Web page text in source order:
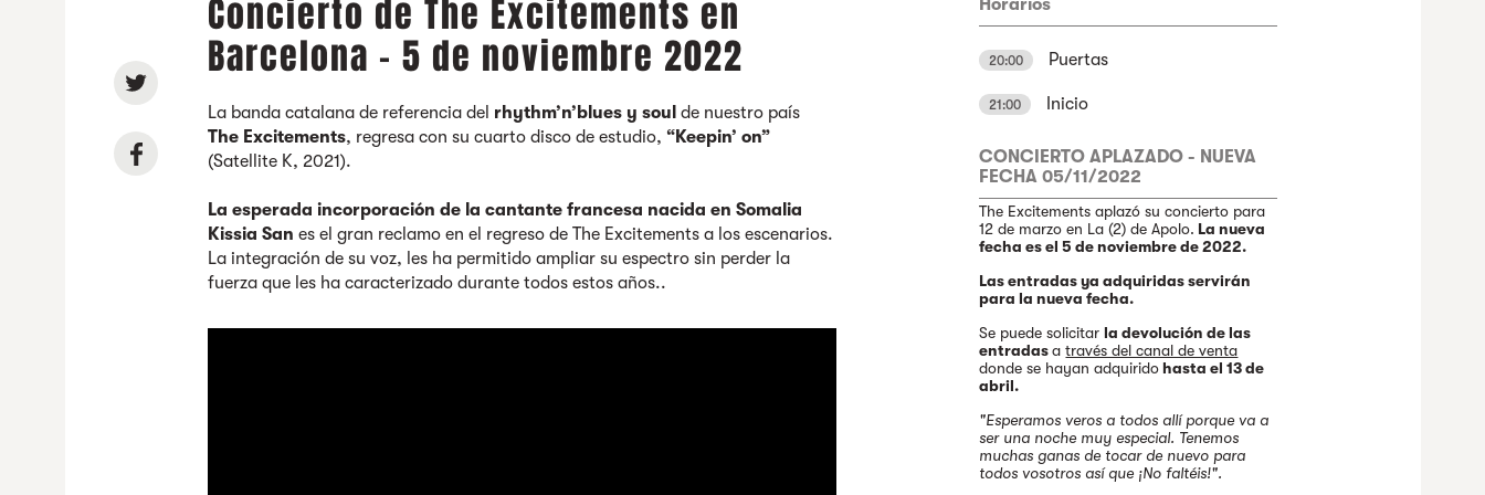
Concierto de The Excitements en
Barcelona - 5 de noviembre 2022
La banda catalana de referencia del rhythm’n’blues y soulde nuestro país
The Excitements, regresa con su cuarto disco de estudio, “Keepin’ on”
(Satellite K, 2021).
La esperada incorporación de la cantante francesa nacida en Somalia
Kissia San es el gran reclamo en el regreso de The Excitements a los escenarios.
La integración de su voz, les ha permitido ampliar su espectro sin perder la
fuerza que les ha caracterizado durante todos estos años..
Horarios
20:00 Puertas
21:00 Inicio
CONCIERTO APLAZADO - NUEVA
FECHA 05/11/2022
The Excitements aplazó su concierto para
12 de marzo en La (2) de Apolo. La nueva
fecha es el 5 de noviembre de 2022.
Las entradas ya adquiridas servirán
para la nueva fecha.
Se puede solicitarla devolución de las
entradasatravés del canal de venta
donde se hayan adquiridohasta el 13 de
abril.
"Esperamos veros a todos allí porque va a
ser una noche muy especial. Tenemos
muchas ganas de tocar de nuevo para
todos vosotros así que ¡No faltéis!".